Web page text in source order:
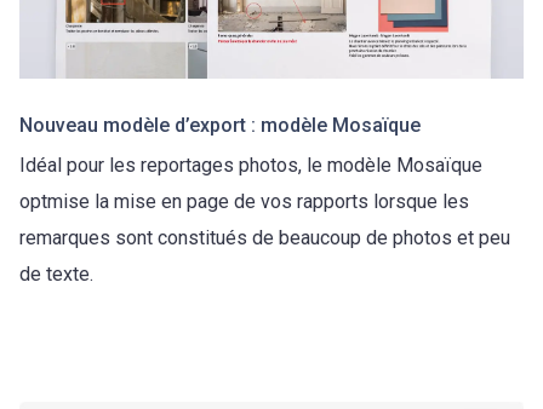
Nouveau modèle d’export : modèle Mosaïque
Idéal pour les reportages photos, le modèle Mosaïque
optmise la mise en page de vos rapports lorsque les
remarques sont constitués de beaucoup de photos et peu
de texte.